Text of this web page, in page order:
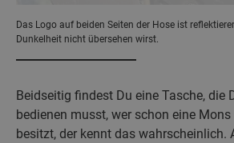
Das Logo auf beiden Seiten der Hose ist
Dunkelheit nicht übersehen wirst.
Beidseitig findest Du eine Tasche, die
bedienen musst, wer schon eine Mons
besitzt, der kennt das wahrscheinlich.